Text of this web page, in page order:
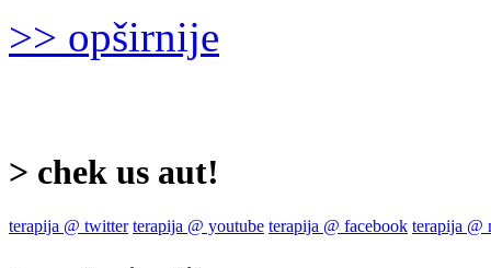
>> opširnije
> chek us aut!
terapija @ twitter terapija @ youtube terapija @ facebook terapija @